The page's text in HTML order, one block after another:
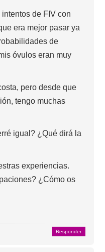
de FIV con
era mejor pasar ya
de
óvulos eran muy
pero desde que
tengo muchas
igual? ¿Qué dirá la
experiencias.
¿Cómo os
Responder